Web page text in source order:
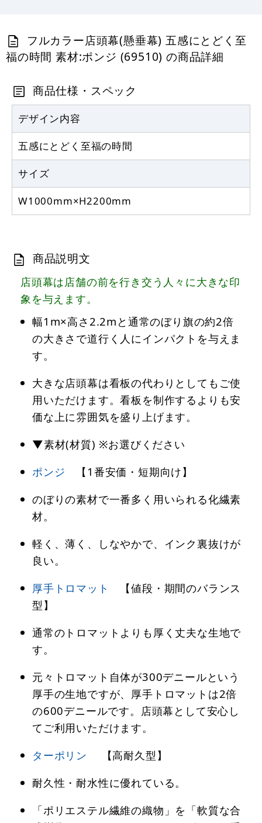
フルカラー店頭幕(懸垂幕) 五感にとどく至
福の時間 素材:ポンジ (69510) の商品詳細
商品仕様・スペック
デザイン内容
五感にとどく至福の時間
サイズ
W1000mm×H2200mm
商品説明文
店頭幕は店舗の前を行き交う人々に大きな印
象を与えます。
幅1m×高さ2.2mと通常のぼり旗の約2倍
の大きさで道行く人にインパクトを与えま
す。
大きな店頭幕は看板の代わりとしてもご使
用いただけます。看板を制作するよりも安
価な上に雰囲気を盛り上げます。
▼素材(材質) ※お選びください
ポンジ 【1番安価・短期向け】
のぼりの素材で一番多く用いられる化繊素
材。
軽く、薄く、しなやかで、インク裏抜けが
良い。
厚手トロマット
【値段・期間のバランス
型】
通常のトロマットよりも厚く丈夫な生地で
す。
元々トロマット自体が300デニールという
厚手の生地ですが、厚手トロマットは2倍
の600デニールです。店頭幕として安心し
てご利用いただけます。
ターポリン 【高耐久型】
耐久性・耐水性に優れている。
「ポリエステル繊維の織物」を「軟質な合